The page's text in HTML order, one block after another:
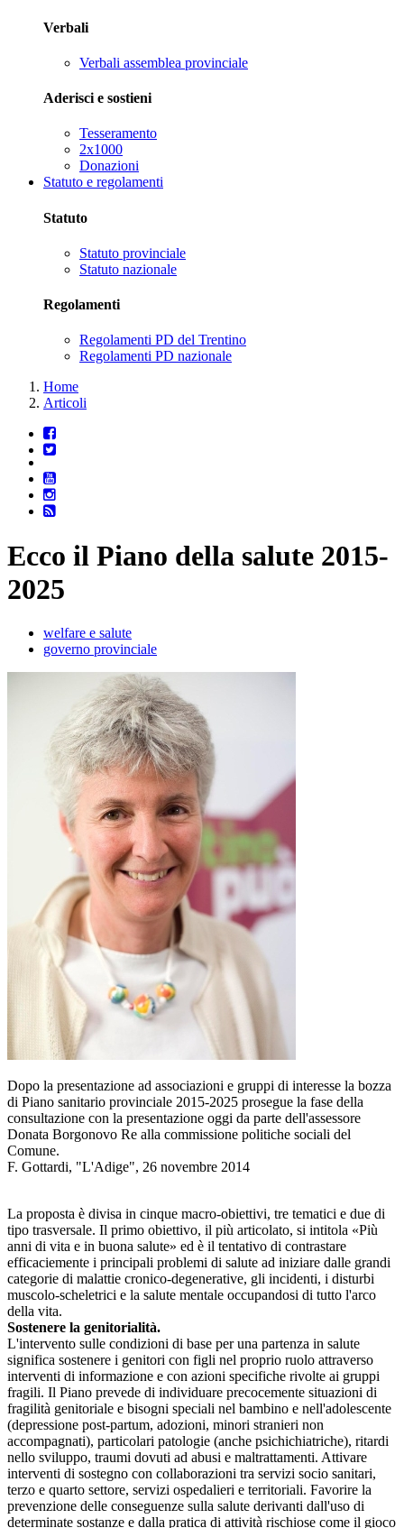
Verbali
Verbali assemblea provinciale
Aderisci e sostieni
Tesseramento
2x1000
Donazioni
Statuto e regolamenti
Statuto
Statuto provinciale
Statuto nazionale
Regolamenti
Regolamenti PD del Trentino
Regolamenti PD nazionale
Home
Articoli
Ecco il Piano della salute 2015-
2025
welfare e salute
governo provinciale
Dopo la presentazione ad associazioni e gruppi di interesse la bozza
di Piano sanitario provinciale 2015-2025 prosegue la fase della
consultazione con la presentazione oggi da parte dell'assessore
Donata Borgonovo Re alla commissione politiche sociali del
Comune.
F. Gottardi, "L'Adige", 26 novembre 2014
La proposta è divisa in cinque macro-obiettivi, tre tematici e due di
tipo trasversale. Il primo obiettivo, il più articolato, si intitola «Più
anni di vita e in buona salute» ed è il tentativo di contrastare
efficaciemente i principali problemi di salute ad iniziare dalle grandi
categorie di malattie cronico-degenerative, gli incidenti, i disturbi
muscolo-scheletrici e la salute mentale occupandosi di tutto l'arco
della vita.
Sostenere la genitorialità.
L'intervento sulle condizioni di base per una partenza in salute
significa sostenere i genitori con figli nel proprio ruolo attraverso
interventi di informazione e con azioni specifiche rivolte ai gruppi
fragili. Il Piano prevede di individuare precocemente situazioni di
fragilità genitoriale e bisogni speciali nel bambino e nell'adolescente
(depressione post-partum, adozioni, minori stranieri non
accompagnati), particolari patologie (anche psichichiatriche), ritardi
nello sviluppo, traumi dovuti ad abusi e maltrattamenti. Attivare
interventi di sostegno con collaborazioni tra servizi socio sanitari,
terzo e quarto settore, servizi ospedalieri e territoriali. Favorire la
prevenzione delle conseguenze sulla salute derivanti dall'uso di
determinate sostanze e dalla pratica di attività rischiose come il gioco